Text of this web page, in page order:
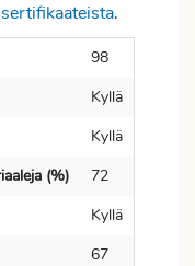
.
98
Kyllä
Kyllä
(%)
72
Kyllä
67